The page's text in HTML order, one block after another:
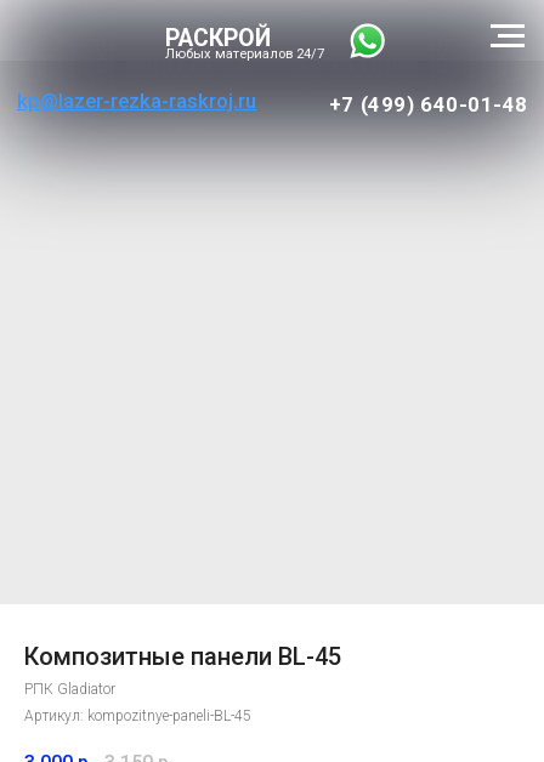
РАСКРОЙ
Любых материалов 24/7
Композитные панели BL-45
РПК Gladiator
Артикул: kompozitnye-paneli-BL-45